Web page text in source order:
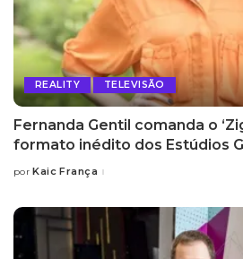
REALITY TELEVISÃO
Fernanda Gentil comanda o
formato inédito dos Estúdios
Posted
por Kaic França